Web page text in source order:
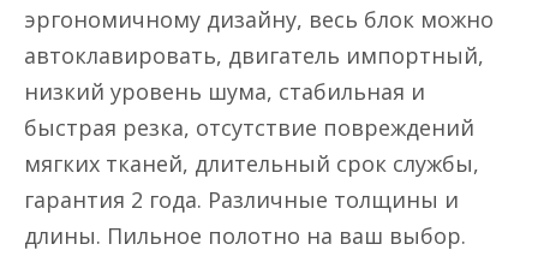
эргономичному дизайну, весь блок можно
автоклавировать, двигатель импортный,
низкий уровень шума, стабильная и
быстрая резка, отсутствие повреждений
мягких тканей, длительный срок службы,
гарантия 2 года. Различные толщины и
длины. Пильное полотно на ваш выбор.